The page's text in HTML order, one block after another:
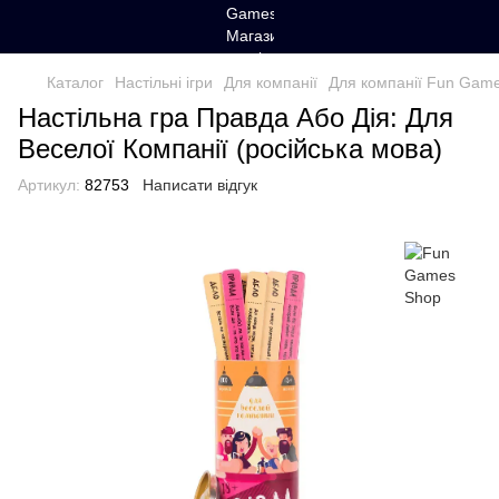
Каталог Настільні ігри Для компанії Для компанії Fun
Настільна гра Правда Або Дія: Для
Веселої Компанії (російська мова)
Артикул: 82753 Написати відгук